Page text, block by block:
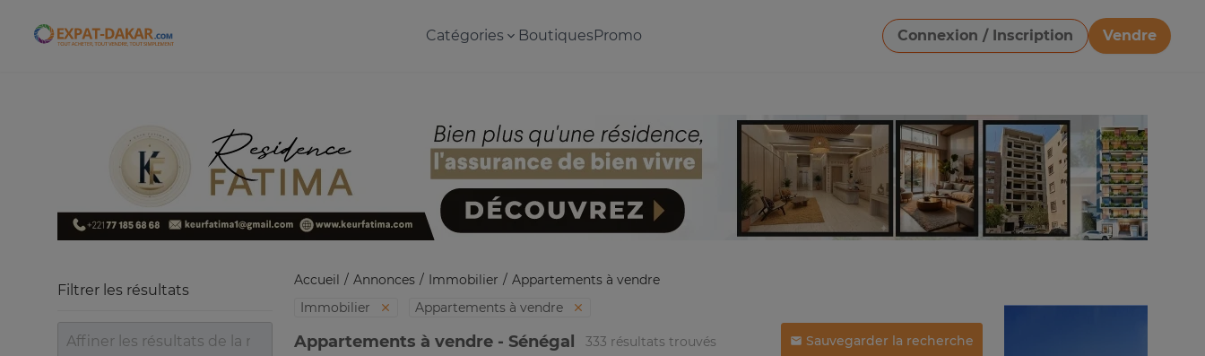
Expat-Dakar Catégories BoutiquesPromo Connexion / Inscription
Vendre
Télécharger une image
Accueil Annonces Immobilier
Appartements à vendre
Immobilier
Appartements à vendre
Appartements à vendre - Sénégal 333 résultats trouvés Sauvegarder la recherche
Filtrer les résultats